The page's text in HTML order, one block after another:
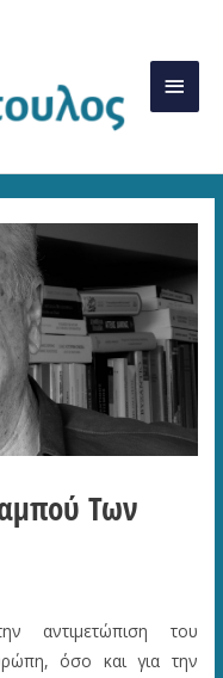
Main
Των
αντιμετώπιση του
όσο και για την